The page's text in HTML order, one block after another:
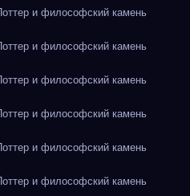
и философский камень
и философский камень
и философский камень
и философский камень
и философский камень
и философский камень